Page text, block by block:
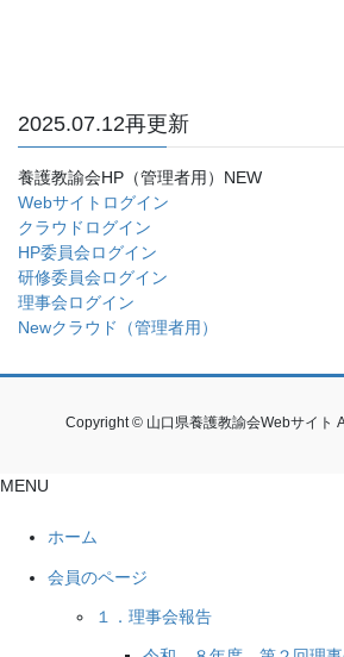
2025.07.12再更新
養護教諭会HP（管理者用）NEW
Webサイトログイン
クラウドログイン
HP委員会ログイン
研修委員会ログイン
理事会ログイン
Newクラウド（管理者用）
Copyright © 山口県養護教諭会Webサイト
MENU
ホーム
会員のページ
１．理事会報告